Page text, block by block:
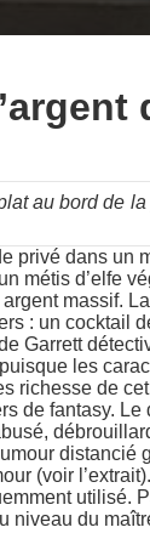
au bord de
privé dans un
métis d’elfe
massif.
: un cocktail
Garrett
les
richesse de
de fantasy.
(voir
utilisé.
niveau du